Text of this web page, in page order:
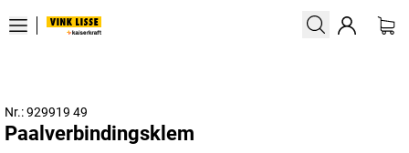
Nr.: 929919 49
Paalverbindingsklem